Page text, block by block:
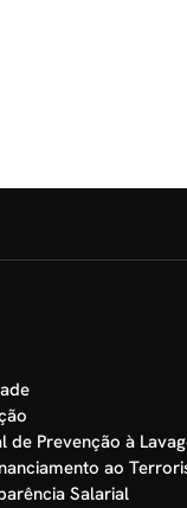
de Prevenção à
e ao Financiamento ao
Salarial